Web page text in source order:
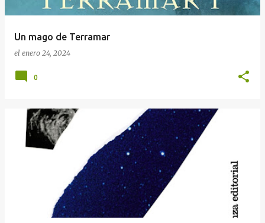
Un mago de Terramar
el enero 24, 2024
0